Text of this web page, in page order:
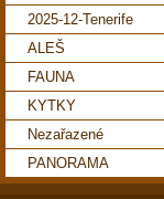
2025-12-Tenerife
ALEŠ
FAUNA
KYTKY
Nezařazené
PANORAMA